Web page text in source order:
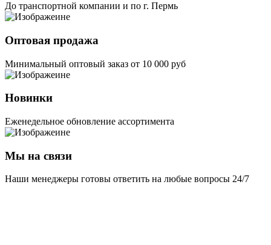
До транспортной компании и по г. Пермь
Оптовая продажа
Минимальный оптовый заказ от 10 000 руб
Новинки
Еженедельное обновление ассортимента
Мы на связи
Наши менеджеры готовы ответить на любые вопросы 24/7